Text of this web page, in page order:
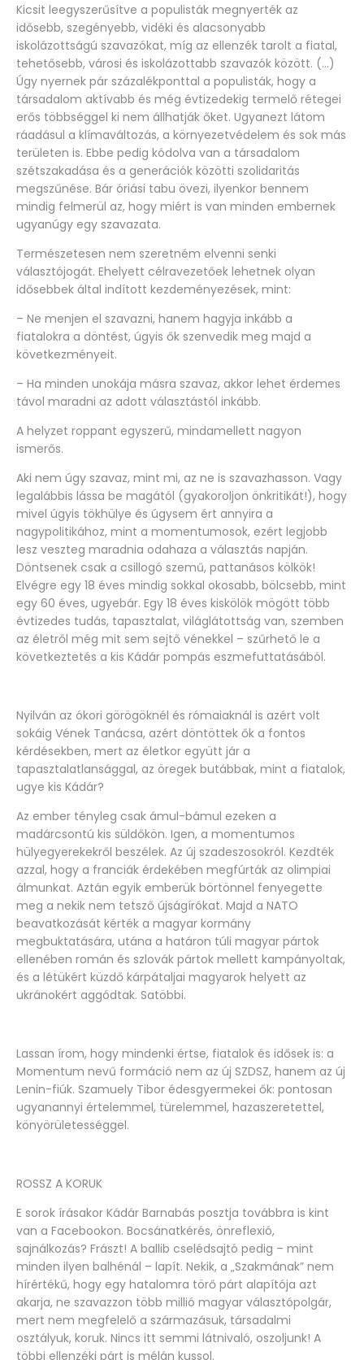
Kicsit leegyszerűsítve a populisták megnyerték az
idősebb, szegényebb, vidéki és alacsonyabb
iskolázottságú szavazókat, míg az ellenzék tarolt a fiatal,
tehetősebb, városi és iskolázottabb szavazók között. (…)
Úgy nyernek pár százalékponttal a populisták, hogy a
társadalom aktívabb és még évtizedekig termelő rétegei
erős többséggel ki nem állhatják őket. Ugyanezt látom
ráadásul a klímaváltozás, a környezetvédelem és sok más
területen is. Ebbe pedig kódolva van a társadalom
szétszakadása és a generációk közötti szolidaritás
megszűnése. Bár óriási tabu övezi, ilyenkor bennem
mindig felmerül az, hogy miért is van minden embernek
ugyanúgy egy szavazata.
Természetesen nem szeretném elvenni senki
választójogát. Ehelyett célravezetőek lehetnek olyan
idősebbek által indított kezdeményezések, mint:
– Ne menjen el szavazni, hanem hagyja inkább a
fiatalokra a döntést, úgyis ők szenvedik meg majd a
következményeit.
– Ha minden unokája másra szavaz, akkor lehet érdemes
távol maradni az adott választástól inkább.
A helyzet roppant egyszerű, mindamellett nagyon
ismerős.
Aki nem úgy szavaz, mint mi, az ne is szavazhasson. Vagy
legalábbis lássa be magától (gyakoroljon önkritikát!), hogy
mivel úgyis tökhülye és úgysem ért annyira a
nagypolitikához, mint a momentumosok, ezért legjobb
lesz veszteg maradnia odahaza a választás napján.
Döntsenek csak a csillogó szemű, pattanásos kölkök!
Elvégre egy 18 éves mindig sokkal okosabb, bölcsebb, mint
egy 60 éves, ugyebár. Egy 18 éves kiskölök mögött több
évtizedes tudás, tapasztalat, világlátottság van, szemben
az életről még mit sem sejtő vénekkel – szűrhető le a
következtetés a kis Kádár pompás eszmefuttatásából.
Nyilván az ókori görögöknél és rómaiaknál is azért volt
sokáig Vének Tanácsa, azért döntöttek ők a fontos
kérdésekben, mert az életkor együtt jár a
tapasztalatlansággal, az öregek butábbak, mint a fiatalok,
ugye kis Kádár?
Az ember tényleg csak ámul-bámul ezeken a
madárcsontú kis süldőkön. Igen, a momentumos
hülyegyerekekről beszélek. Az új szadeszosokról. Kezdték
azzal, hogy a franciák érdekében megfúrták az olimpiai
álmunkat. Aztán egyik emberük börtönnel fenyegette
meg a nekik nem tetsző újságírókat. Majd a NATO
beavatkozását kérték a magyar kormány
megbuktatására, utána a határon túli magyar pártok
ellenében román és szlovák pártok mellett kampányoltak,
és a létükért küzdő kárpátaljai magyarok helyett az
ukránokért aggódtak. Satöbbi.
Lassan írom, hogy mindenki értse, fiatalok és idősek is: a
Momentum nevű formáció nem az új SZDSZ, hanem az új
Lenin-fiúk. Szamuely Tibor édesgyermekei ők: pontosan
ugyanannyi értelemmel, türelemmel, hazaszeretettel,
könyörületességgel.
ROSSZ A KORUK
E sorok írásakor Kádár Barnabás posztja továbbra is kint
van a Facebookon. Bocsánatkérés, önreflexió,
sajnálkozás? Frászt! A ballib cselédsajtó pedig – mint
minden ilyen balhénál – lapít. Nekik, a „Szakmának” nem
hírértékű, hogy egy hatalomra törő párt alapítója azt
akarja, ne szavazzon több millió magyar választópolgár,
mert nem megfelelő a származásuk, társadalmi
osztályuk, koruk. Nincs itt semmi látnivaló, oszoljunk! A
többi ellenzéki párt is mélán kussol.